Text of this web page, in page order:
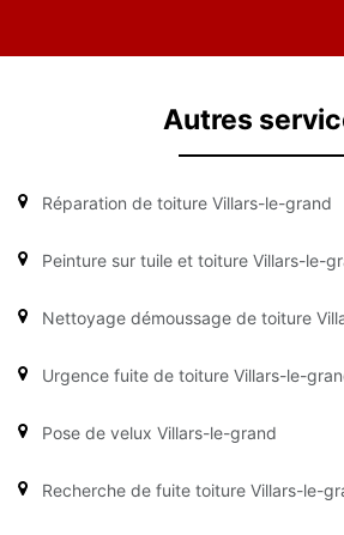
Autres
Réparation de toiture Villars-le-grand
Peinture sur tuile et toiture Villars-le-
Nettoyage démoussage de toiture
Urgence fuite de toiture Villars-le-
Pose de velux Villars-le-grand
Recherche de fuite toiture Villars-le-